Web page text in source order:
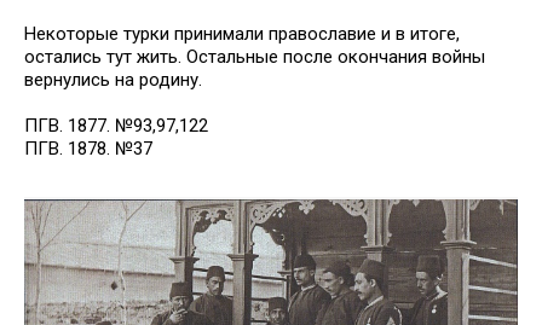
Некоторые турки принимали православие и в итоге,
остались тут жить. Остальные после окончания войны
вернулись на родину.
ПГВ. 1877. №93,97,122
ПГВ. 1878. №37